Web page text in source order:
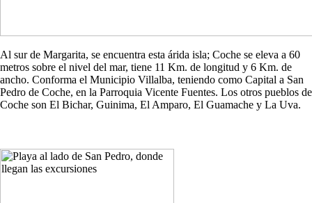
Al sur de Margarita, se encuentra esta árida isla; Coche se eleva a 60
metros sobre el nivel del mar, tiene 11 Km. de longitud y 6 Km. de
ancho. Conforma el Municipio Villalba, teniendo como Capital a San
Pedro de Coche, en la Parroquia Vicente Fuentes. Los otros pueblos de
Coche son El Bichar, Guinima, El Amparo, El Guamache y La Uva.